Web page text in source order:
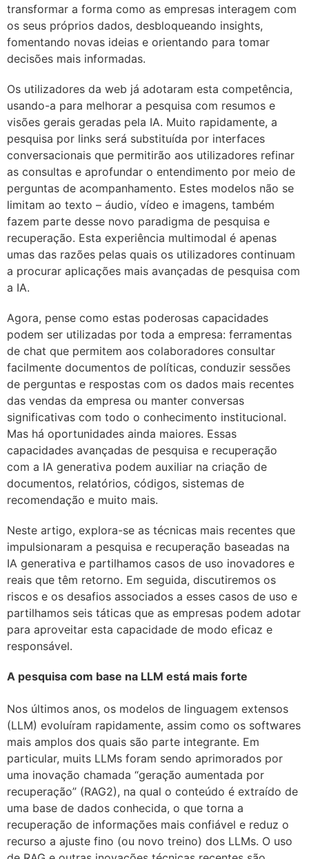
transformar a forma como as empresas interagem com
os seus próprios dados, desbloqueando insights,
fomentando novas ideias e orientando para tomar
decisões mais informadas.
Os utilizadores da web já adotaram esta competência,
usando-a para melhorar a pesquisa com resumos e
visões gerais geradas pela IA. Muito rapidamente, a
pesquisa por links será substituída por interfaces
conversacionais que permitirão aos utilizadores refinar
as consultas e aprofundar o entendimento por meio de
perguntas de acompanhamento. Estes modelos não se
limitam ao texto – áudio, vídeo e imagens, também
fazem parte desse novo paradigma de pesquisa e
recuperação. Esta experiência multimodal é apenas
umas das razões pelas quais os utilizadores continuam
a procurar aplicações mais avançadas de pesquisa com
a IA.
Agora, pense como estas poderosas capacidades
podem ser utilizadas por toda a empresa: ferramentas
de chat que permitem aos colaboradores consultar
facilmente documentos de políticas, conduzir sessões
de perguntas e respostas com os dados mais recentes
das vendas da empresa ou manter conversas
significativas com todo o conhecimento institucional.
Mas há oportunidades ainda maiores. Essas
capacidades avançadas de pesquisa e recuperação
com a IA generativa podem auxiliar na criação de
documentos, relatórios, códigos, sistemas de
recomendação e muito mais.
Neste artigo, explora-se as técnicas mais recentes que
impulsionaram a pesquisa e recuperação baseadas na
IA generativa e partilhamos casos de uso inovadores e
reais que têm retorno. Em seguida, discutiremos os
riscos e os desafios associados a esses casos de uso e
partilhamos seis táticas que as empresas podem adotar
para aproveitar esta capacidade de modo eficaz e
responsável.
A pesquisa com base na LLM está mais forte
Nos últimos anos, os modelos de linguagem extensos
(LLM) evoluíram rapidamente, assim como os softwares
mais amplos dos quais são parte integrante. Em
particular, muits LLMs foram sendo aprimorados por
uma inovação chamada “geração aumentada por
recuperação” (RAG2), na qual o conteúdo é extraído de
uma base de dados conhecida, o que torna a
recuperação de informações mais confiável e reduz o
recurso a ajuste fino (ou novo treino) dos LLMs. O uso